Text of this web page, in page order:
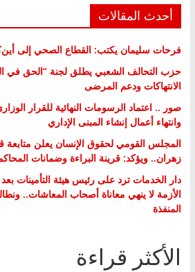
أحدث المقالات
فرحات سليمان يكتب: القطاع الصحي إلى
حزب التحالف الشعبي يطلق لجنة “الحق في
الانتهاكات ودعم المرضى
صور .. اعتماد الرسومات النهائية للقرار
وانتهاء أعمال إنشاء المبنى الإداري
المجلس القومي لحقوق الإنسان يعلن متابعة
زهران.. ويؤكد: قرينة البراءة وضمانات
دار الخدمات ترد على رئيس هيئة التأمينات
الأزمة لا ينهي معاناة أصحاب المعاشات..
المنفذة
الأكثر قراءة